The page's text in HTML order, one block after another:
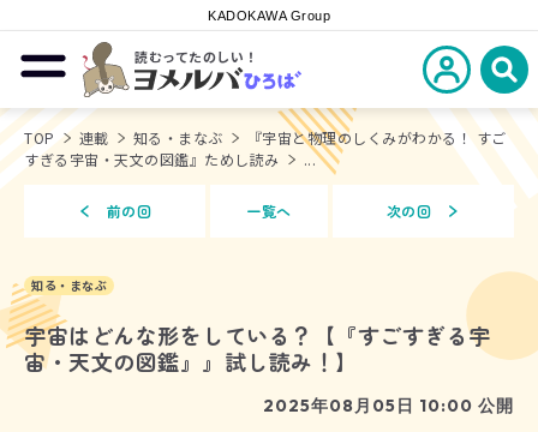
KADOKAWA Group
メニューを開閉する
読むってたのしい！
ヨメルバひろば
新規会員登
検
TOP 連載 知る・まなぶ
『宇宙と物理のしくみがわかる！ すご
すぎる宇宙・天文の図鑑』ためし読み
...
前の回 一覧へ 次の回
知る・まなぶ
宇宙はどんな形をしている？【『すごすぎる宇
宙・天文の図鑑』』試し読み！】
2025年08月05日 10:00 公開